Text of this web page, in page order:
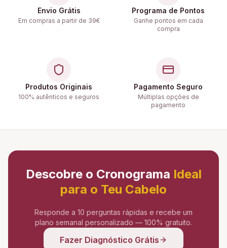
Envio Grátis
Em compras a partir de 39€
Programa de Pontos
Ganhe pontos em cada
compra
Produtos Originais
100% autênticos e seguros
Pagamento Seguro
Múltiplas opções de
pagamento
Descobre o Cronograma Ideal
para o Teu Cabelo
Responde a 10 perguntas rápidas e recebe um
plano semanal personalizado — 100% gratuito.
Fazer Diagnóstico Grátis